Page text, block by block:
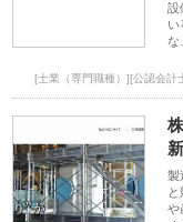
設
な
[士業（専門職種）][公認会計
製
や